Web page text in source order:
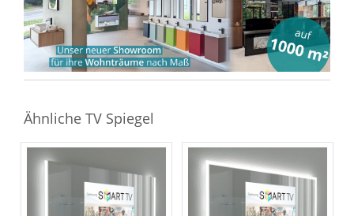
Ähnliche TV Spiegel